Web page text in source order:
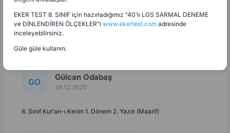
GO Gülcan Odabaş
29.12.2025
6. Sınıf Kur'an-ı Kerim 1. Dönem 2. Yazılı (Maarif)
EKER TEST 8. SINIF için hazırladığımız "40'lı LGS SARMAL DENEME
ve DİNLENDİREN ÖLÇEKLER"i www.ekertest.com adresinde
inceleyebilirsiniz.
Güle güle kullanın.